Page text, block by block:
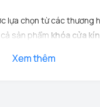
lựa chọn từ các thương
sản phẩm khóa cửa
Xem thêm